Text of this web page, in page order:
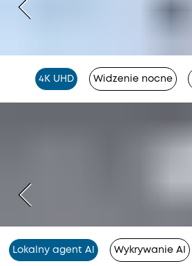
4K UHD Widzenie nocne
Lokalny agent AI Wykrywanie AI